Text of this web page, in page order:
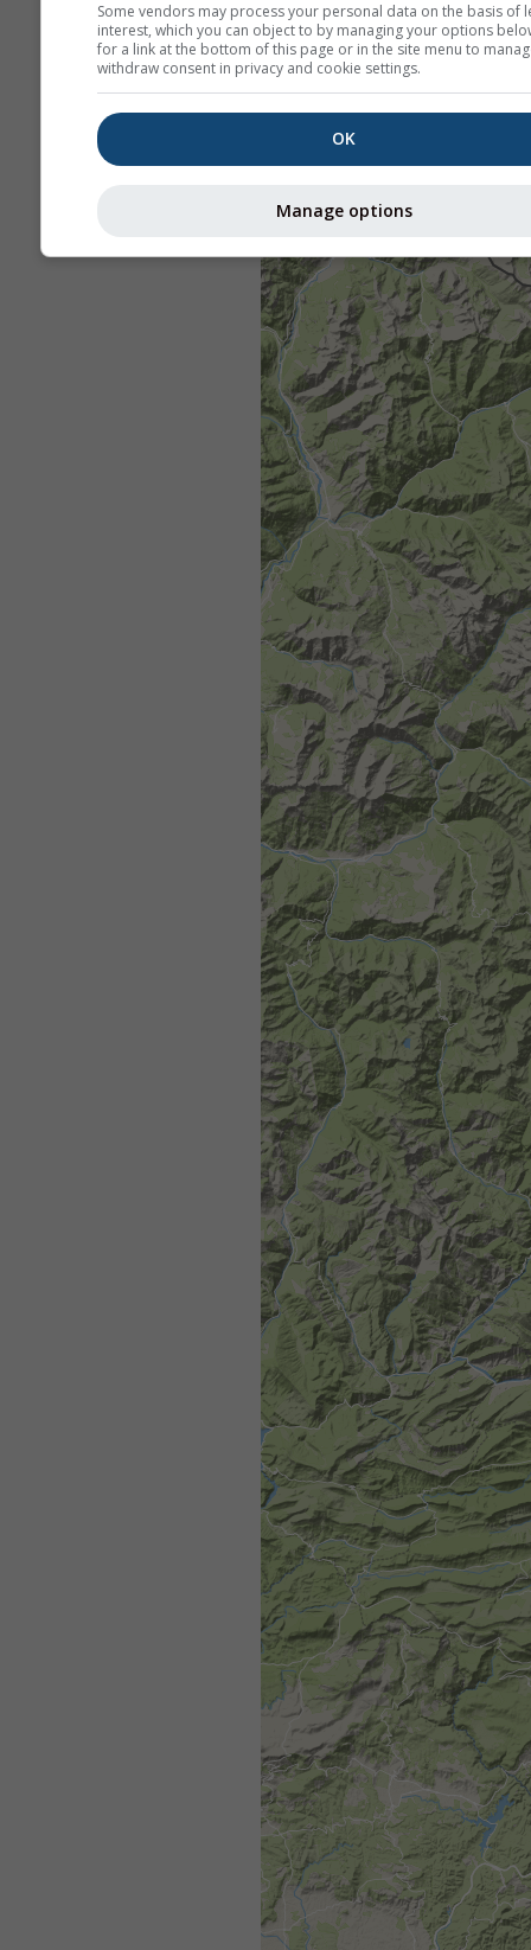
Some vendors may process your personal data on the basis of
interest, which you can object to by managing your options
for a link at the bottom of this page or in the site menu to
withdraw consent in privacy and cookie settings.
OK
Manage options